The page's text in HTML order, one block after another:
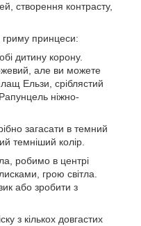
створення контрасту,
гриму принцеси:
дитину корону.
але ви можете
Ельзи, сріблястий
ніжно-
загасати в темний
темніший колір.
робимо в центрі
грою світла.
або зробити з
з кількох довгастих